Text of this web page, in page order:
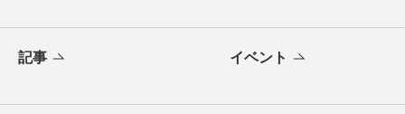
記事 イベント